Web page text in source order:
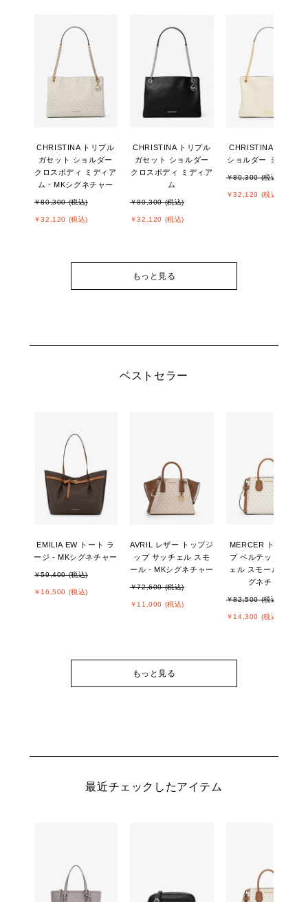
CHRISTINA トリプル
ガセット ショルダー
クロスボディ ミディア
ム - MKシグネチャー
￥80,300 (税込)
￥32,120 (税込)
CHRISTINA トリプル
ガセット ショルダー
クロスボディ ミディア
ム
￥80,300 (税込)
￥32,120 (税込)
CHRISTINA ガセット
ショルダー ミディア
￥80,300 (税込)
￥32,120 (税込)
もっと見る
ベストセラー
EMILIA EW トート ラ
ージ - MKシグネチャー
￥59,400 (税込)
￥16,500 (税込)
AVRIL レザー トップジ
ップ サッチェル スモ
ール - MKシグネチャー
￥72,600 (税込)
￥11,000 (税込)
MERCER トップジッ
プ ベルテッド サッチ
ェル スモール - MKシ
グネチャー
￥82,500 (税込)
￥14,300 (税込)
もっと見る
最近チェックしたアイテム